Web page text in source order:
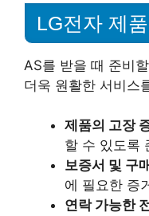
LG전자 제
AS를 받을 때 준비
더욱 원활한 서비스
제품의 고장
할 수 있도록
보증서 및 구
에 필요한 증
연락 가능한